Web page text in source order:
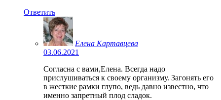
Ответить
Елена Картавцева
03.06.2021
Согласна с вами,Елена. Всегда надо
прислушиваться к своему организму. Загонять его
в жесткие рамки глупо, ведь давно известно, что
именно запретный плод сладок.